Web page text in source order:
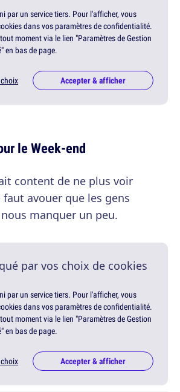
par un service tiers. Pour l'afficher, vous
dans vos paramètres de confidentialité.
moment via le lien "Paramètres de Gestion
en bas de page.
Accepter & afficher
le Week-end
content de ne plus voir
avouer que les gens
manquer un peu.
par vos choix de cookies
par un service tiers. Pour l'afficher, vous
dans vos paramètres de confidentialité.
moment via le lien "Paramètres de Gestion
en bas de page.
Accepter & afficher